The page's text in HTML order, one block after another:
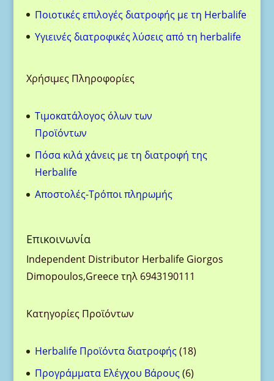
Ποιοτικές επιλογές διατροφής με τη Herbalife
Υγιεινές διατροφικές λύσεις από τη herbalife
Χρήσιμες Πληροφορίες
Τιμοκατάλογος όλων των
Προϊόντων
Πόσα κιλά χάνεις με τη διατροφή της
Herbalife
Aποστολές-Τρόποι πληρωμής
Eπικοινωνία
Ιndependent Distributor Herbalife Giorgos
Dimopoulos,Greece τηλ 6943190111
Κατηγορίες Προϊόντων
Herbalife Προϊόντα διατροφής 1818
προϊόντα
Προγράμματα Ελέγχου Βάρους 66